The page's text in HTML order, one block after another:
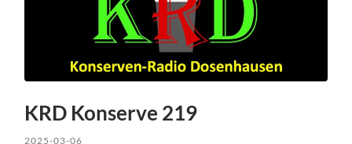
KRD Konserve 219
2025-03-06